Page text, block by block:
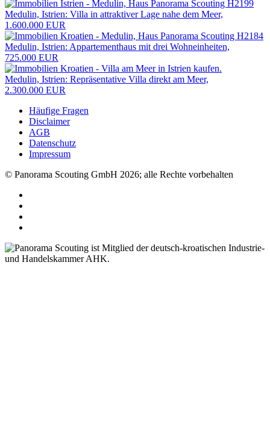
Medulin, Istrien: Villa in attraktiver Lage nahe dem Meer,
1.600.000 EUR
Medulin, Istrien: Appartementhaus mit drei Wohneinheiten,
725.000 EUR
Medulin, Istrien: Repräsentative Villa direkt am Meer,
2.300.000 EUR
Häufige Fragen
Disclaimer
AGB
Datenschutz
Impressum
© Panorama Scouting GmbH 2026; alle Rechte vorbehalten